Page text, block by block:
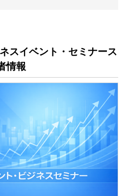
スイベント・セミナース
情報